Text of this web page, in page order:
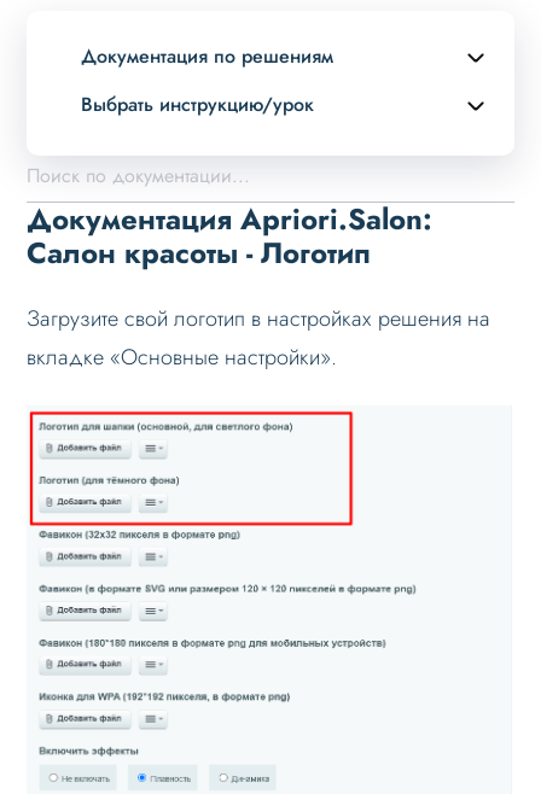
Документация по решениям
Выбрать инструкцию/урок
Описание курса
Возможности
Примеры страниц
Установка и обновление
Данные
Логотип
Контакты
Дизайн
Оформление контента
Слайдер
Мультирегиональность
Меню сайта
Блоки / секции сайта
Личный кабинет
Формы и коммуникации
Документация Apriori.Salon:
Салон красоты - Логотип
Загрузите свой логотип в настройках решения на
вкладке «Основные настройки».